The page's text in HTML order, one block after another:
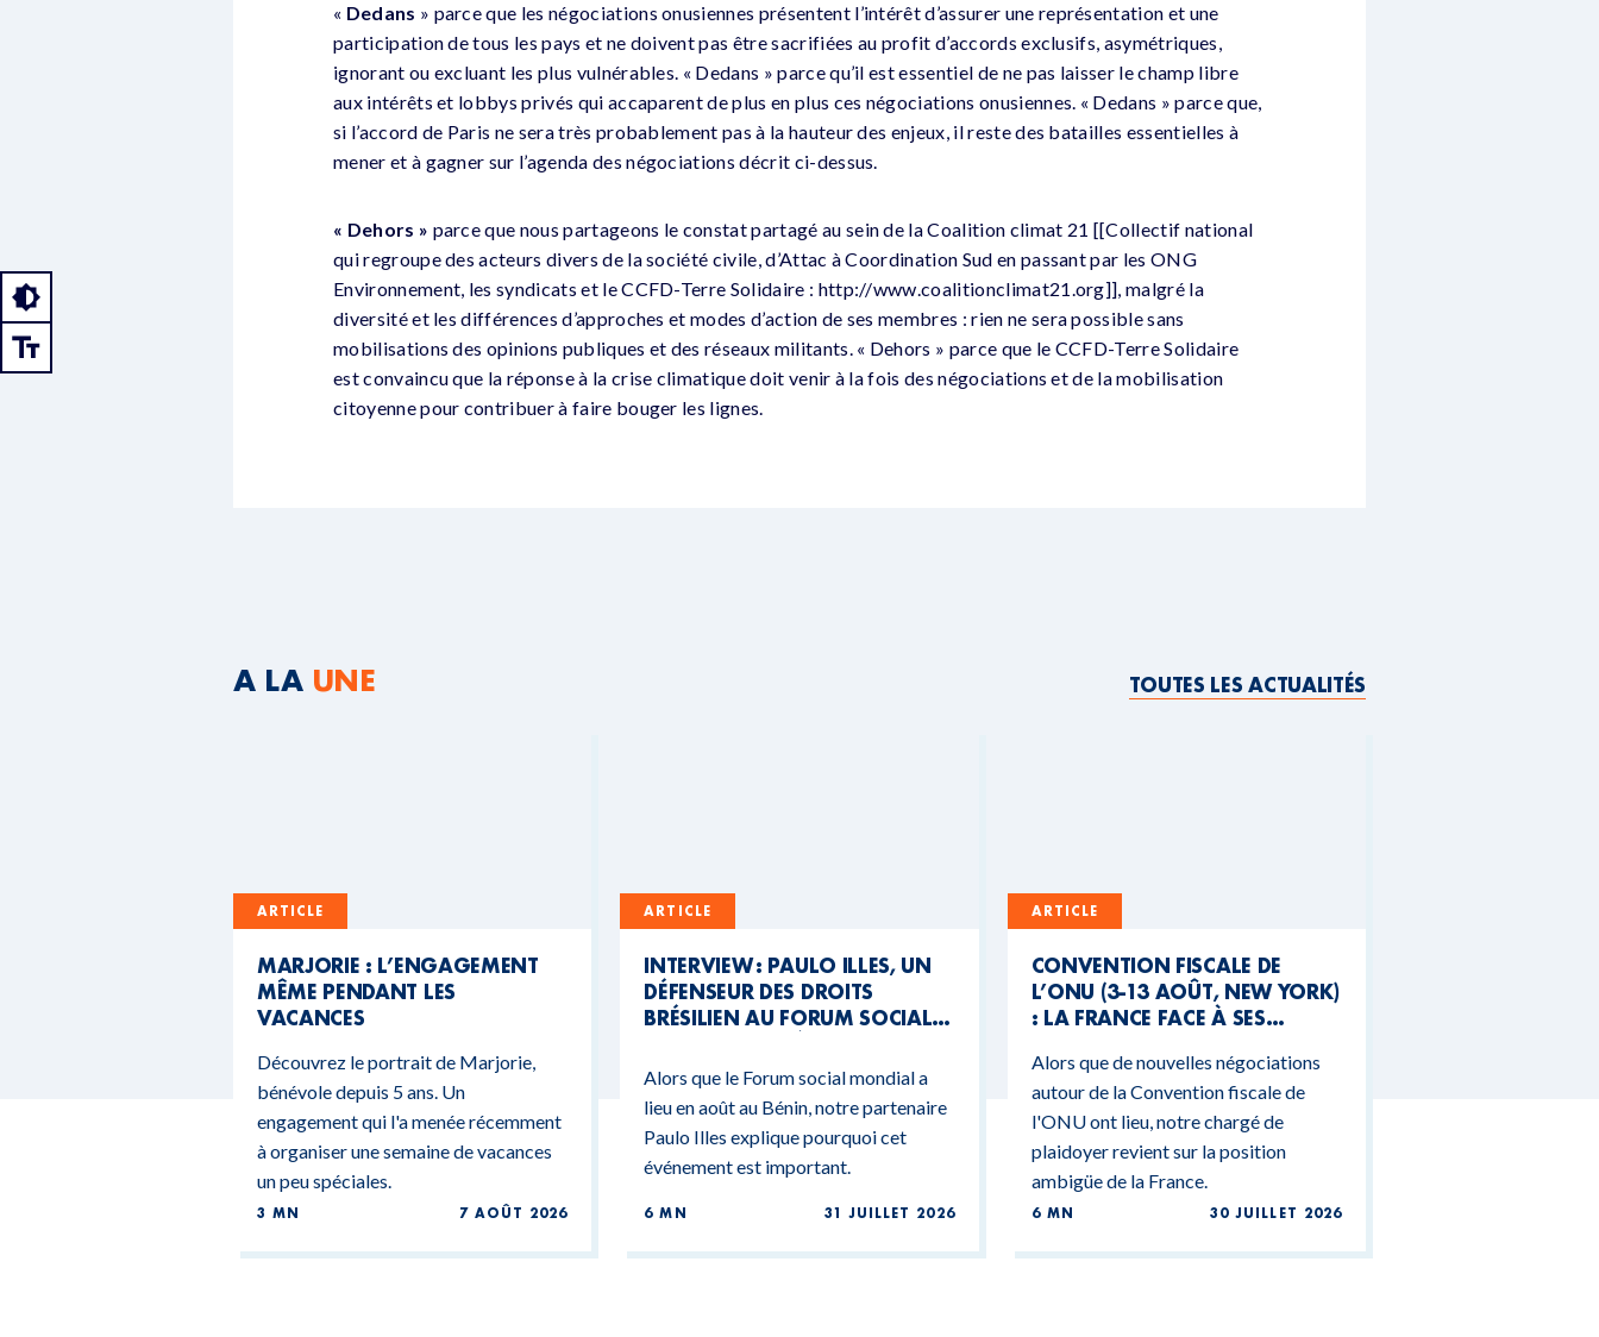
« Dedans » parce que les négociations onusiennes présentent l’intérêt d’assurer une représentation et une
participation de tous les pays et ne doivent pas être sacrifiées au profit d’accords exclusifs, asymétriques,
ignorant ou excluant les plus vulnérables. « Dedans » parce qu’il est essentiel de ne pas laisser le champ libre
aux intérêts et lobbys privés qui accaparent de plus en plus ces négociations onusiennes. « Dedans » parce que,
si l’accord de Paris ne sera très probablement pas à la hauteur des enjeux, il reste des batailles essentielles à
mener et à gagner sur l’agenda des négociations décrit ci-dessus.
« Dehors » parce que nous partageons le constat partagé au sein de la Coalition climat 21 [[Collectif national
qui regroupe des acteurs divers de la société civile, d’Attac à Coordination Sud en passant par les ONG
Environnement, les syndicats et le CCFD-Terre Solidaire : http://www.coalitionclimat21.org]], malgré la
diversité et les différences d’approches et modes d’action de ses membres : rien ne sera possible sans
mobilisations des opinions publiques et des réseaux militants. « Dehors » parce que le CCFD-Terre Solidaire
est convaincu que la réponse à la crise climatique doit venir à la fois des négociations et de la mobilisation
citoyenne pour contribuer à faire bouger les lignes.
A LA UNE TOUTES LES ACTUALITÉS
ARTICLE
MARJORIE : L’ENGAGEMENT
MÊME PENDANT LES
VACANCES
Découvrez le portrait de Marjorie,
bénévole depuis 5 ans. Un
engagement qui l'a menée récemment
à organiser une semaine de vacances
un peu spéciales.
3 MN 7 AOÛT 2026
ARTICLE
INTERVIEW : PAULO ILLES, UN
DÉFENSEUR DES DROITS
BRÉSILIEN AU FORUM SOCIAL
Alors que le Forum social mondial a
lieu en août au Bénin, notre partenaire
Paulo Illes explique pourquoi cet
événement est important.
6 MN 31 JUILLET 2026
ARTICLE
CONVENTION FISCALE DE
L’ONU (3-13 AOÛT, NEW YORK)
: LA FRANCE FACE À SES
BUDGÉTAIRES
Alors que de nouvelles négociations
autour de la Convention fiscale de
l'ONU ont lieu, notre chargé de
plaidoyer revient sur la position
ambigüe de la France.
6 MN 30 JUILLET 2026